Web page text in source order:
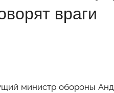
враги
министр обороны